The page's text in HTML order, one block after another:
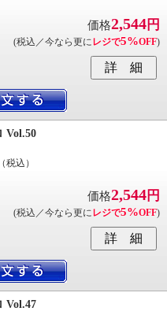
価格2,544円
(税込／今なら更に レジで5%OFF)
Vol.50
（税込）
価格2,544円
(税込／今なら更に レジで5%OFF)
Vol.47